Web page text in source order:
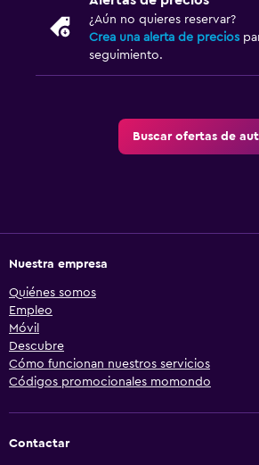
¿Aún no quieres reservar?
Crea una alerta de precios
seguimiento.
Buscar ofertas de
Nuestra empresa
Quiénes somos
Empleo
Móvil
Descubre
Cómo funcionan nuestros servicios
Códigos promocionales momondo
Contactar